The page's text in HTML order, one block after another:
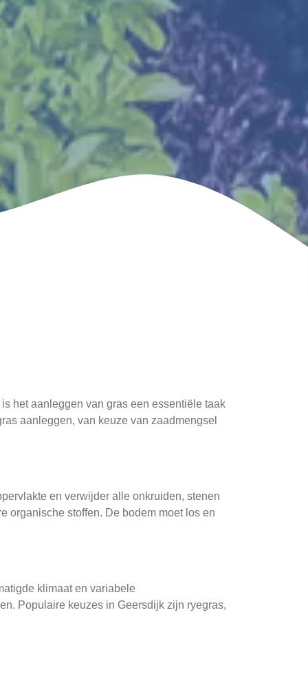
het aanleggen van gras een essentiële taak
aanleggen, van keuze van zaadmengsel
en verwijder alle onkruiden, stenen
organische stoffen. De bodem moet los en
klimaat en variabele
Populaire keuzes in Geersdijk zijn ryegras,